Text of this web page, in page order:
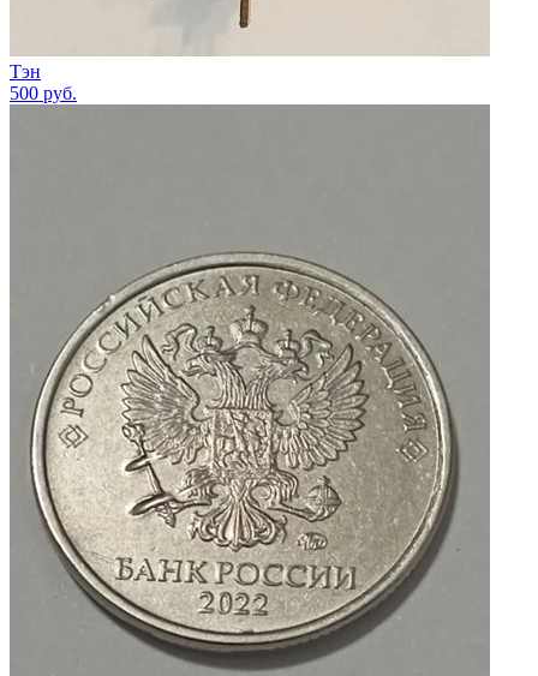
Тэн
500 руб.